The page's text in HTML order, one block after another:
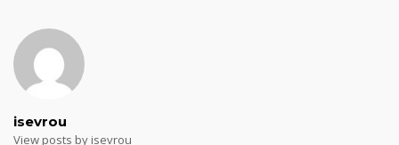
isevrou
View posts by isevrou